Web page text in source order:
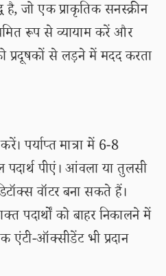
जो एक प्राकृतिक सनस्क्रीन
रूप से व्यायाम करें और
प्रदूषकों से लड़ने में मदद करता
पर्याप्त मात्रा में 6-8
पीएं। आंवला या तुलसी
वॉटर बना सकते हैं।
पदार्थों को बाहर निकालने में
एंटी-ऑक्सीडेंट भी प्रदान